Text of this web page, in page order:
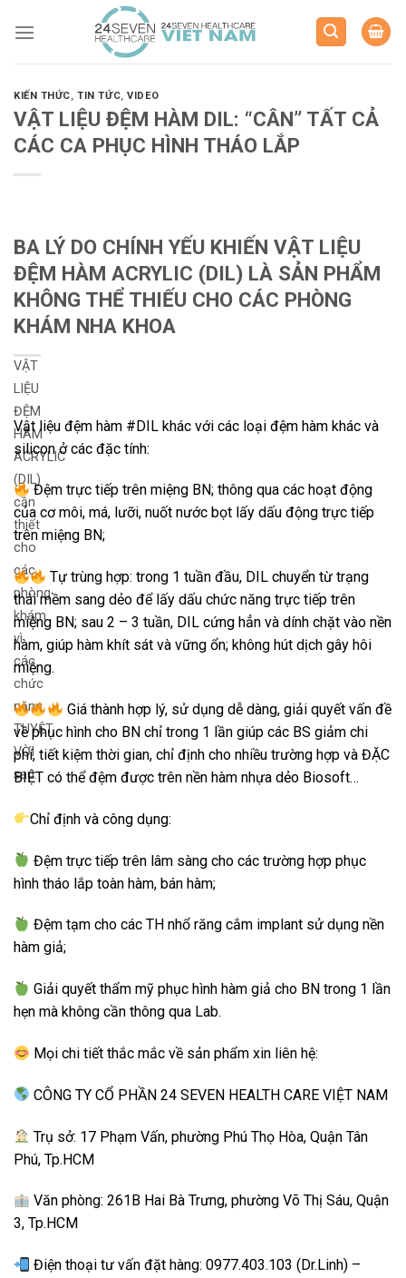
KIẾN THỨC,TIN TỨC,VIDEO
VẬT LIỆU ĐỆM HÀM DIL: “CÂN” TẤT CẢ
CÁC CA PHỤC HÌNH THÁO LẮP
BA LÝ DO CHÍNH YẾU KHIẾN VẬT LIỆU
ĐỆM HÀM ACRYLIC (DIL) LÀ SẢN PHẨM
KHÔNG THỂ THIẾU CHO CÁC PHÒNG
KHÁM NHA KHOA
VẬT
LIỆU
ĐỆM
HÀM
ACRYLIC
(DIL)
cần
thiết
cho
các
phòng
khám
vì
các
chức
năng
TUYỆT
VỜI
sau:
Vật liệu đệm hàm #DIL khác với các loại đệm hàm khác và
silicon ở các đặc tính:
Đệm trực tiếp trên miệng BN; thông qua các hoạt động
của cơ môi, má, lưỡi, nuốt nước bọt lấy dấu động trực tiếp
trên miệng BN;
Tự trùng hợp: trong 1 tuần đầu, DIL chuyển từ trạng
thái mềm sang dẻo để lấy dấu chức năng trực tiếp trên
miệng BN; sau 2 – 3 tuần, DIL cứng hẳn và dính chặt vào nền
hàm, giúp hàm khít sát và vững ổn; không hút dịch gây hôi
miệng.
Giá thành hợp lý, sử dụng dễ dàng, giải quyết vấn đề
về phục hình cho BN chỉ trong 1 lần giúp các BS giảm chi
phí, tiết kiệm thời gian, chỉ định cho nhiều trường hợp và ĐẶC
BIỆT có thể đệm được trên nền hàm nhựa dẻo Biosoft…
Chỉ định và công dụng:
Đệm trực tiếp trên lâm sàng cho các trường hợp phục
hình tháo lắp toàn hàm, bán hàm;
Đệm tạm cho các TH nhổ răng cắm implant sử dụng nền
hàm giả;
Giải quyết thẩm mỹ phục hình hàm giả cho BN trong 1 lần
hẹn mà không cần thông qua Lab.
Mọi chi tiết thắc mắc về sản phẩm xin liên hệ:
CÔNG TY CỔ PHẦN 24 SEVEN HEALTH CARE VIỆT NAM
Trụ sở: 17 Phạm Vấn, phường Phú Thọ Hòa, Quận Tân
Phú, Tp.HCM
Văn phòng: 261B Hai Bà Trưng, phường Võ Thị Sáu, Quận
3, Tp.HCM
Điện thoại tư vấn đặt hàng: 0977.403.103 (Dr.Linh) –